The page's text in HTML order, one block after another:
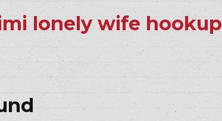
lonely wife hookup